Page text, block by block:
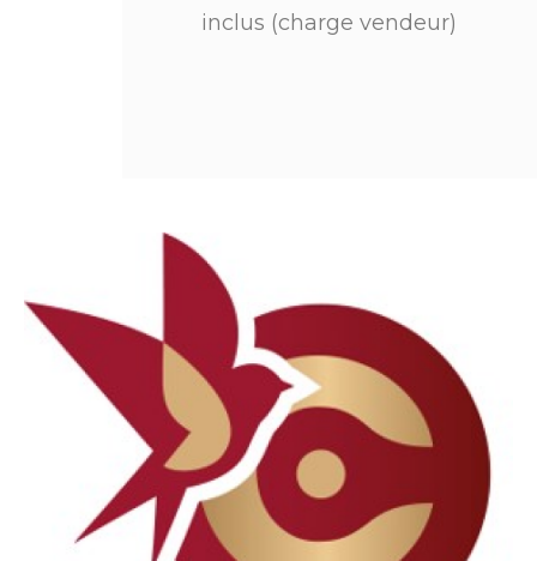
inclus (charge vendeur)